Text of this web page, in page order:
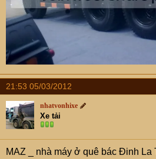
21:53 05/03/2012
nhatvonhixe
Xe tải
MAZ _ nhà máy ở quê bác Đinh La